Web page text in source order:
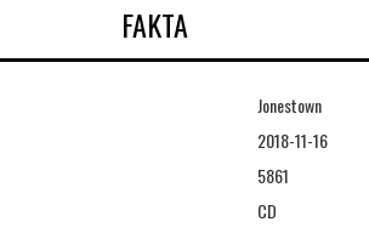
FAKTA
Jonestown
2018-11-16
5861
CD